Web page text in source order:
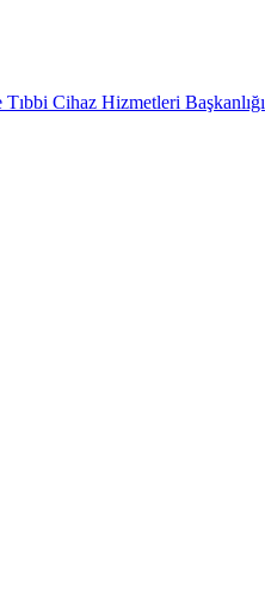
Cihaz Hizmetleri Başkanlığı